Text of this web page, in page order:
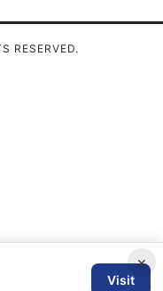
×
Visit
RESERVED.